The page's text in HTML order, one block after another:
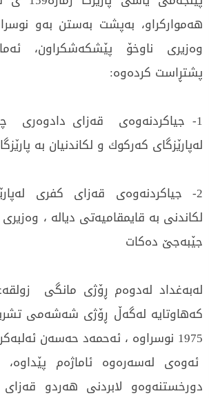
هه‌مواركراو، به‌پشت به‌ستن به‌و
وه‌زیری‌ ناوخۆ پێشكه‌شكراون،
پشتڕاست كرده‌وه‌:
1- جیاكردنه‌وه‌ی‌ قه‌زای‌ دادوه‌ری‌
له‌پارێزگای‌ كه‌ركوك و لكاندنیان به‌
2- جیاكردنه‌وه‌ی‌ قه‌زای‌ كفری‌
لكاندنی‌ به‌ قایمقامیه‌تی‌ دیاله‌ ،
جێبه‌جێ ده‌كات
كه‌هاوتایه‌ له‌گه‌ڵ ڕۆژی‌ شه‌شه‌می‌
1975 نوسراوه‌ ، ئه‌حمه‌د حه‌سه‌ن ئه‌لبه‌كر، سه‌رۆك كۆمار))
ئه‌وه‌ی‌ له‌سه‌ره‌وه‌ ئاماژه‌م
دورخستنه‌وه‌و لابردنی‌ هه‌ردو